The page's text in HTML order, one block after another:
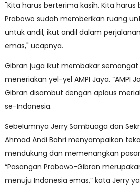
"Kita harus berterima kasih. Kita harus
Prabowo sudah memberikan ruang
untuk andil, ikut andil dalam
emas," ucapnya.
Gibran juga ikut membakar semangat
meneriakan yel-yel AMPI Jaya. “AMPI
Gibran disambut dengan aplaus
se-Indonesia.
Sebelumnya Jerry Sambuaga dan
Ahmad Andi Bahri menyampaikan
mendukung dan memenangkan
“Pasangan Prabowo-Gibran
menuju Indonesia emas,” kata Jerry